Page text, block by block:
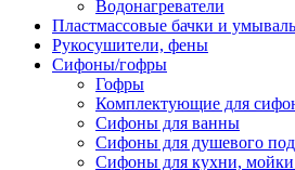
Водонагреватели
Пластмассовые бачки и
Рукосушители, фены
Сифоны/гофры
Гофры
Комплектующие для
Сифоны для ванны
Сифоны для душевого
Сифоны для кухни,